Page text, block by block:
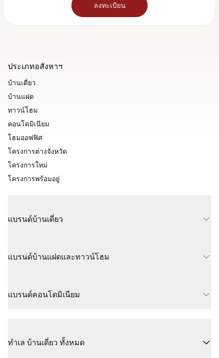
นครปฐม (เพชรเกษม - นครชัยศรี)
ราคา 2.09 - 5.69 ล้านบาท
อยุธยา
อภิทาวน์
เชียงราย
ลงทะเบียน
ประเภทอสังหาฯ
บ้านเดี่ยว
บ้านแฝด
ทาวน์โฮม
คอนโดมิเนียม
โฮมออฟฟิศ
โครงการต่างจังหวัด
โครงการใหม่
โครงการพร้อมอยู่
แบรนด์บ้านเดี่ยว
แบรนด์บ้านแฝดและทาวน์โฮม
แบรนด์คอนโดมิเนียม
ทำเล บ้านเดี่ยว ทั้งหมด